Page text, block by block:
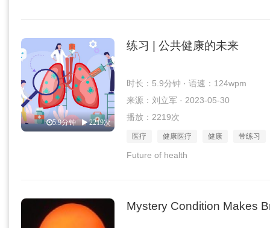
5.9分钟 2219次
练习 | 公共健康的未来
时长：5.9分钟 · 语速：124wpm
来源：刘立军 · 2023-05-30
播放：2219次
医疗 健康医疗 健康 带练习
Future of health
Mystery Condition Makes